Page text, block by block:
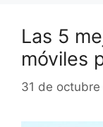
Las 5
móviles
31 de